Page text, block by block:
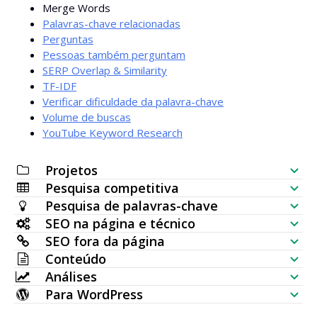
Merge Words
Palavras-chave relacionadas
Perguntas
Pessoas também perguntam
SERP Overlap & Similarity
TF-IDF
Verificar dificuldade da palavra-chave
Volume de buscas
YouTube Keyword Research
Projetos
Checklist de SEO
Pesquisa competitiva
Verificador de Visibilidade de Site
Analisador SERP
Pesquisa de palavras-chave
Gerador de Palavras-chave
Verificador de Volume em Massa
Ideias de Palavras-chave (dados em tempo real)
SEO na página e técnico
Auditoria SEO
Distribuição da Palavra-chave
Requisição HTTP
SEO fora da página
Verificador de Backlinks
Páginas Mais Linkadas
Conteúdo
Gerador de Artigos com IA
Análises
Verificador de Posição de Palavra-chave
Para WordPress